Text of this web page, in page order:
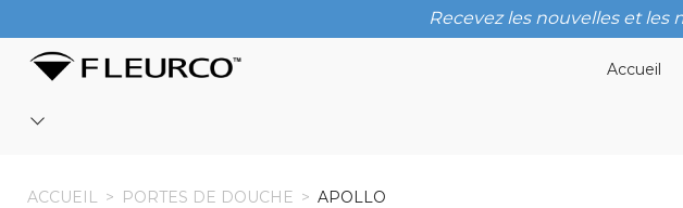
Recevez les nouvelles et les
Accueil
ACCUEIL
ACCUEIL > PORTES DE DOUCHE > APOLLO